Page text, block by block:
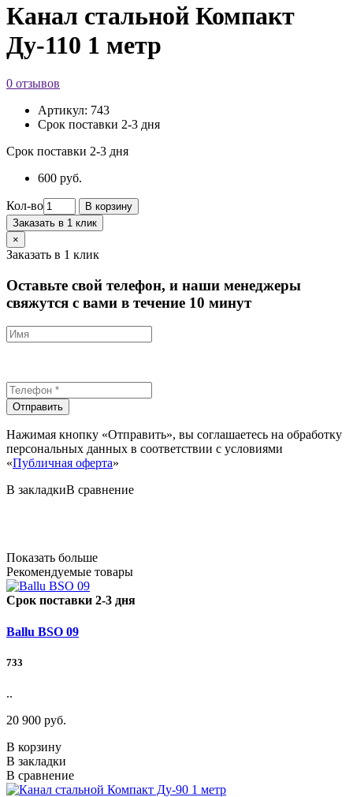
Канал стальной Компакт
Ду-110 1 метр
0 отзывов
Артикул: 743
Срок поставки 2-3 дня
Срок поставки 2-3 дня
600 руб.
Кол-во
В корзину
Заказать в 1 клик
×
Заказать в 1 клик
Оставьте свой телефон, и наши менеджеры
свяжутся с вами в течение 10 минут
Отправить
Нажимая кнопку «Отправить», вы соглашаетесь на обработку
персональных данных в соответствии с условиями
«Публичная оферта»
В закладкиВ сравнение
Показать больше
Рекомендуемые товары
Срок поставки 2-3 дня
Ballu BSO 09
733
..
20 900 руб.
В корзину
В закладки
В сравнение